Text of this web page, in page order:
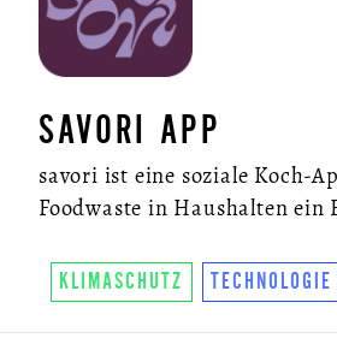
SAVORI APP
savori ist eine soziale Koch-
Foodwaste in Haushalten ein
KLIMASCHUTZ TECHNOLOGIE